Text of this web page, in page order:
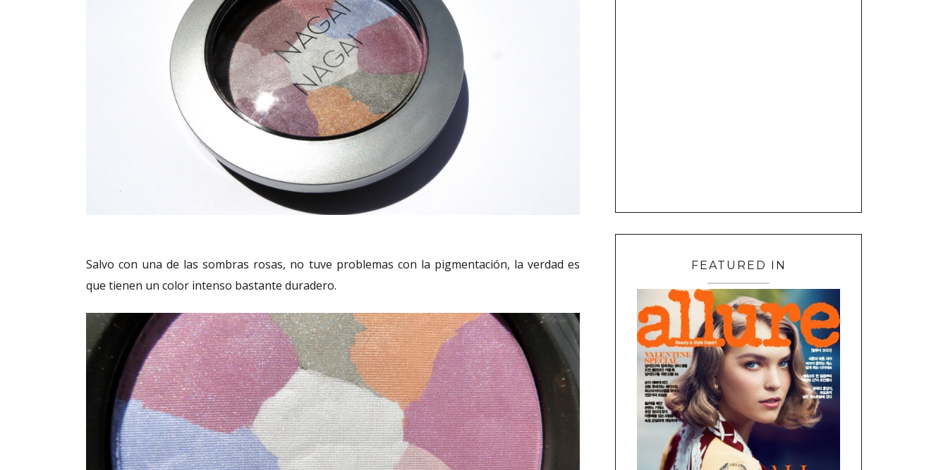
Salvo con una de las sombras rosas, no tuve problemas con la pigmentación, la verdad es
que tienen un color intenso bastante duradero.
FEATURED IN